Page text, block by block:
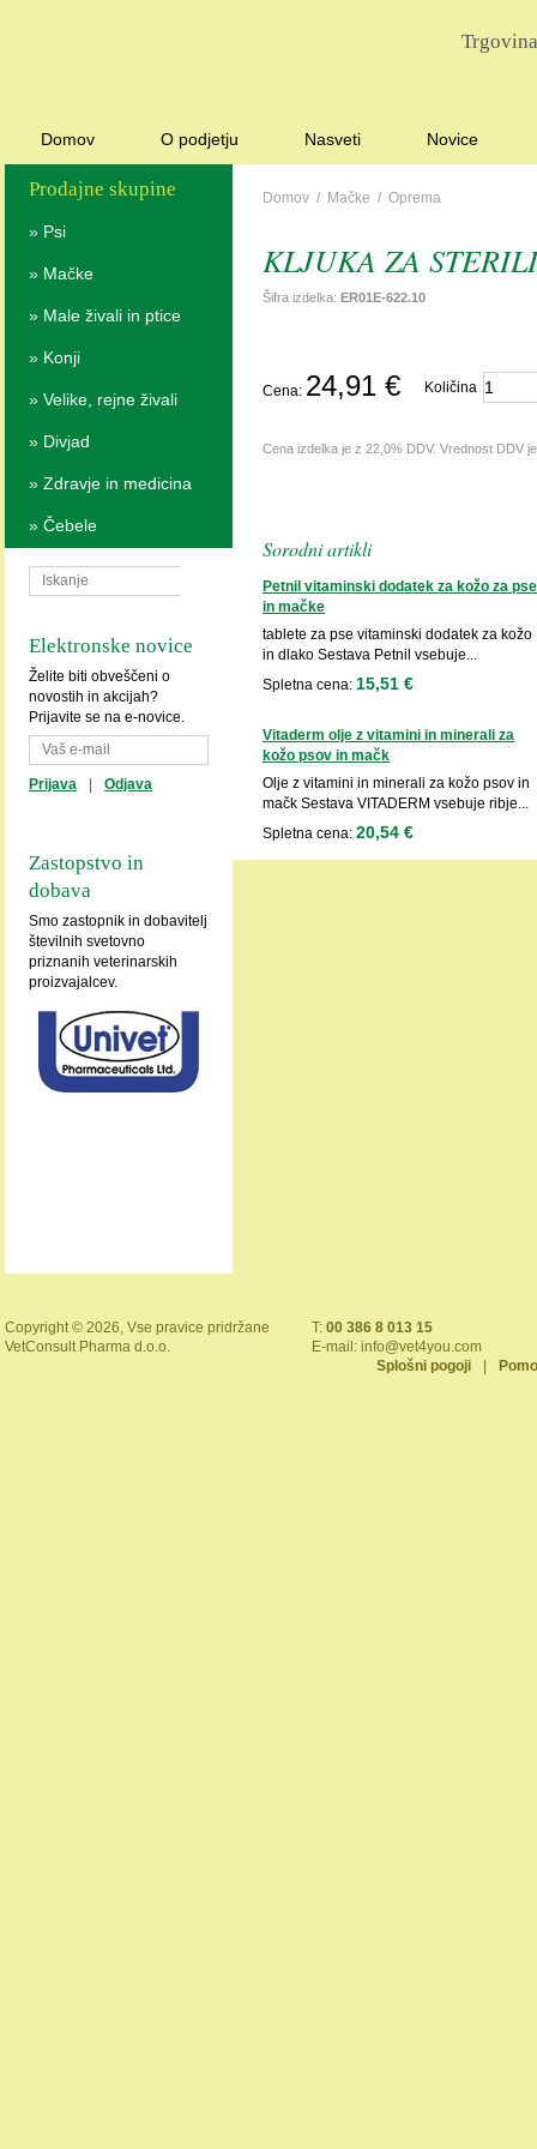
Domov O podjetju Nasveti Novice
Prodajne skupine
» Psi
» Mačke
» Male živali in ptice
» Konji
» Velike, rejne živali
» Divjad
» Zdravje in medicina
» Čebele
Elektronske novice
Želite biti obveščeni o
novostih in akcijah?
Prijavite se na e-novice.
Prijava Odjava
Zastopstvo in
dobava
Smo zastopnik in dobavitelj
številnih svetovno
priznanih veterinarskih
proizvajalcev.
Domov / Mačke / Oprema
KLJUKA ZA
Šifra izdelka: ER01E-622.10
Cena: 24,91 € Količina
Cena izdelka je z 22,0% DDV. Vrednost DDV
Sorodni artikli
Petnil vitaminski dodatek za kožo za pse
in mačke
tablete za pse vitaminski dodatek za kožo
in dlako Sestava Petnil vsebuje...
Spletna cena: 15,51 €
Vitaderm olje z vitamini in minerali za
kožo psov in mačk
Olje z vitamini in minerali za kožo psov in
mačk Sestava VITADERM vsebuje ribje...
Spletna cena: 20,54 €
Copyright © 2026, Vse pravice pridržane
VetConsult Pharma d.o.o.
T: 00 386 8 013 15
E-mail: info@vet4you.com
Splošni pogoji